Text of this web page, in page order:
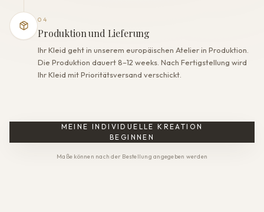
04
Produktion und Lieferung
Ihr Kleid geht in unserem europäischen Atelier in Produktion.
Die Produktion dauert 8–12 weeks. Nach Fertigstellung wird
Ihr Kleid mit Prioritätsversand verschickt.
MEINE INDIVIDUELLE KREATION
BEGINNEN
Maße können nach der Bestellung angegeben werden